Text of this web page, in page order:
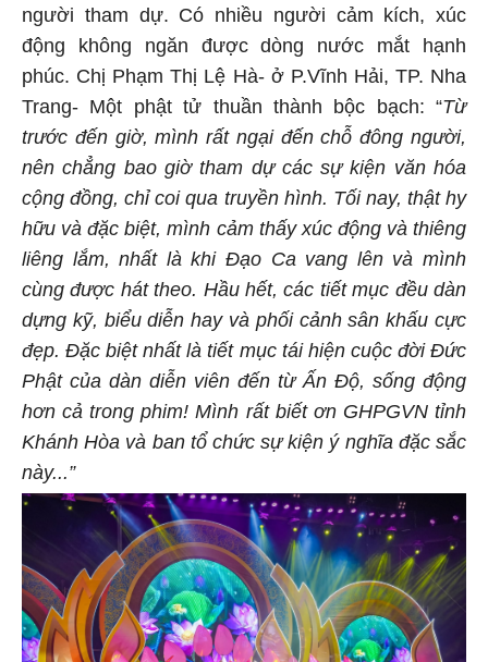
người tham dự. Có nhiều người cảm kích, xúc
động không ngăn được dòng nước mắt hạnh
phúc. Chị Phạm Thị Lệ Hà- ở P.Vĩnh Hải, TP. Nha
Trang- Một phật tử thuần thành bộc bạch: “Từ
trước đến giờ, mình rất ngại đến chỗ đông người,
nên chẳng bao giờ tham dự các sự kiện văn hóa
cộng đồng, chỉ coi qua truyền hình. Tối nay, thật hy
hữu và đặc biệt, mình cảm thấy xúc động và thiêng
liêng lắm, nhất là khi Đạo Ca vang lên và mình
cùng được hát theo. Hầu hết, các tiết mục đều dàn
dựng kỹ, biểu diễn hay và phối cảnh sân khấu cực
đẹp. Đặc biệt nhất là tiết mục tái hiện cuộc đời Đức
Phật của dàn diễn viên đến từ Ấn Độ, sống động
hơn cả trong phim! Mình rất biết ơn GHPGVN tỉnh
Khánh Hòa và ban tổ chức sự kiện ý nghĩa đặc sắc
này...”